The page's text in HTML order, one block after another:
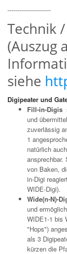
----------------------
Technik
(Auszug
siehe
Digipeater und
Fill-in-Digis
und
zuverlässig
1
natürlich
ansprechbar.
von Baken,
in-Digi
WIDE-Digi).
Wide(n-N)-
und
WIDE1-1 bis
"Hops")
als 3
kürzen die